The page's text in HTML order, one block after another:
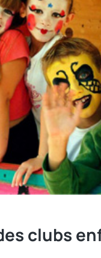
clubs